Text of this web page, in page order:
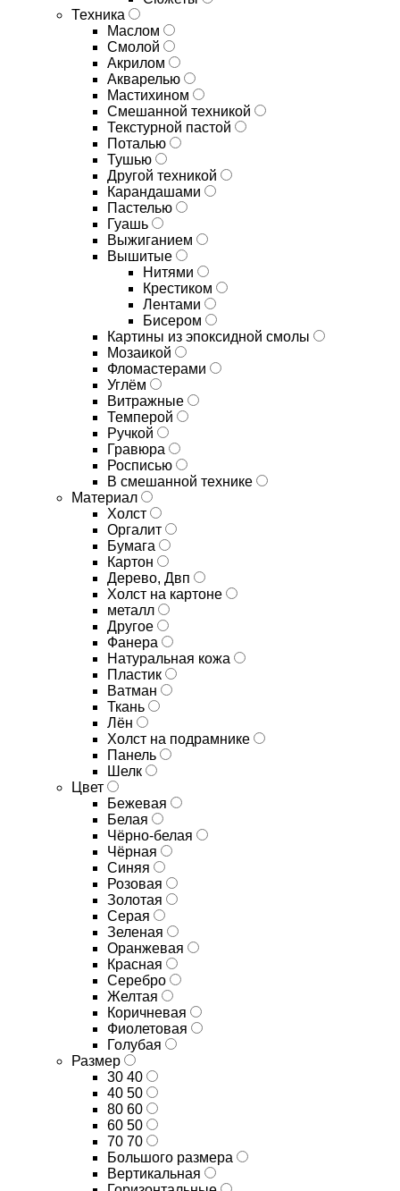
Техника
Маслом
Смолой
Акрилом
Акварелью
Мастихином
Смешанной техникой
Текстурной пастой
Поталью
Тушью
Другой техникой
Карандашами
Пастелью
Гуашь
Выжиганием
Вышитые
Нитями
Крестиком
Лентами
Бисером
Картины из эпоксидной смолы
Мозаикой
Фломастерами
Углём
Витражные
Темперой
Ручкой
Гравюра
Росписью
В смешанной технике
Материал
Холст
Оргалит
Бумага
Картон
Дерево, Двп
Холст на картоне
металл
Другое
Фанера
Натуральная кожа
Пластик
Ватман
Ткань
Лён
Холст на подрамнике
Панель
Шелк
Цвет
Бежевая
Белая
Чёрно-белая
Чёрная
Синяя
Розовая
Золотая
Серая
Зеленая
Оранжевая
Красная
Серебро
Желтая
Коричневая
Фиолетовая
Голубая
Размер
30 40
40 50
80 60
60 50
70 70
Большого размера
Вертикальная